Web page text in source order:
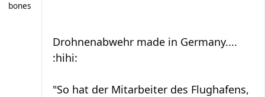
bones
Drohnenabwehr made in Germany....
:hihi:
"So hat der Mitarbeiter des Flughafens,